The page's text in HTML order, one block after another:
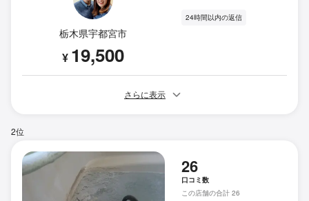
栃木県宇都宮市
¥ 19,500
24時間以内の返信
さらに表示
2位
26
口コミ数
この店舗の合計 26